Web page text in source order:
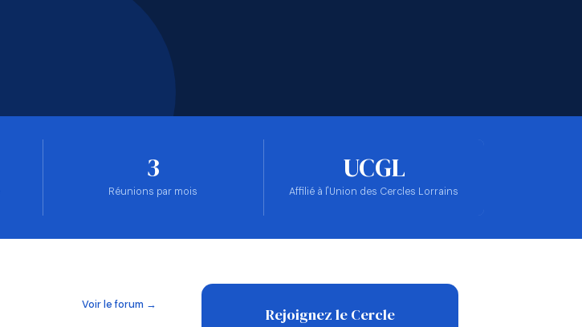
3
Réunions par mois
UCGL
Affilié à l'Union des Cercles Lorrains
Voir le forum →
Rejoignez le Cercle